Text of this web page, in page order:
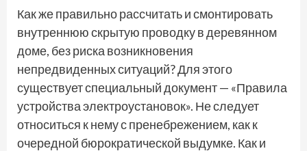
Как же правильно рассчитать и смонтировать
внутреннюю скрытую проводку в деревянном
доме, без риска возникновения
непредвиденных ситуаций? Для этого
существует специальный документ — «Правила
устройства электроустановок». Не следует
относиться к нему с пренебрежением, как к
очередной бюрократической выдумке. Как и